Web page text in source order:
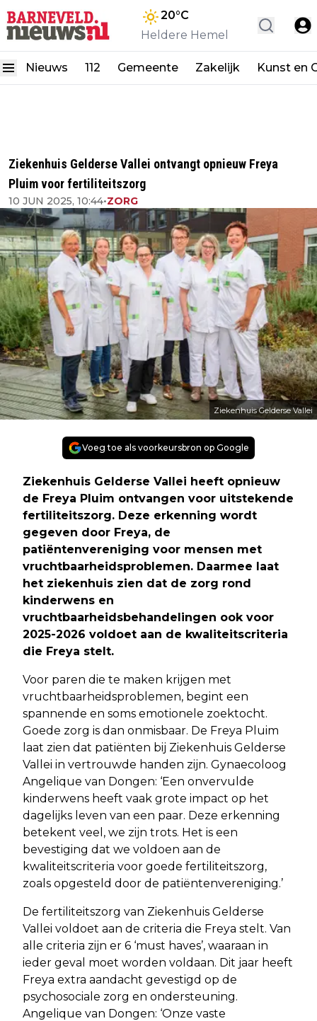
20°C
Heldere Hemel
Nieuws 112 Gemeente Zakelijk Kunst en
Ziekenhuis Gelderse Vallei ontvangt opnieuw Freya
Pluim voor fertiliteitszorg
10 JUN 2025, 10:44•ZORG
Ziekenhuis Gelderse Vallei
Voeg toe als voorkeursbron op Google
Ziekenhuis Gelderse Vallei heeft opnieuw
de Freya Pluim ontvangen voor uitstekende
fertiliteitszorg. Deze erkenning wordt
gegeven door Freya, de
patiëntenvereniging voor mensen met
vruchtbaarheidsproblemen. Daarmee laat
het ziekenhuis zien dat de zorg rond
kinderwens en
vruchtbaarheidsbehandelingen ook voor
2025-2026 voldoet aan de kwaliteitscriteria
die Freya stelt.
Voor paren die te maken krijgen met
vruchtbaarheidsproblemen, begint een
spannende en soms emotionele zoektocht.
Goede zorg is dan onmisbaar. De Freya Pluim
laat zien dat patiënten bij Ziekenhuis Gelderse
Vallei in vertrouwde handen zijn. Gynaecoloog
Angelique van Dongen: ‘Een onvervulde
kinderwens heeft vaak grote impact op het
dagelijks leven van een paar. Deze erkenning
betekent veel, we zijn trots. Het is een
bevestiging dat we voldoen aan de
kwaliteitscriteria voor goede fertiliteitszorg,
zoals opgesteld door de patiëntenvereniging.’
De fertiliteitszorg van Ziekenhuis Gelderse
Vallei voldoet aan de criteria die Freya stelt. Van
alle criteria zijn er 6 ‘must haves’, waaraan in
ieder geval moet worden voldaan. Dit jaar heeft
Freya extra aandacht gevestigd op de
psychosociale zorg en ondersteuning.
Angelique van Dongen: ‘Onze vaste